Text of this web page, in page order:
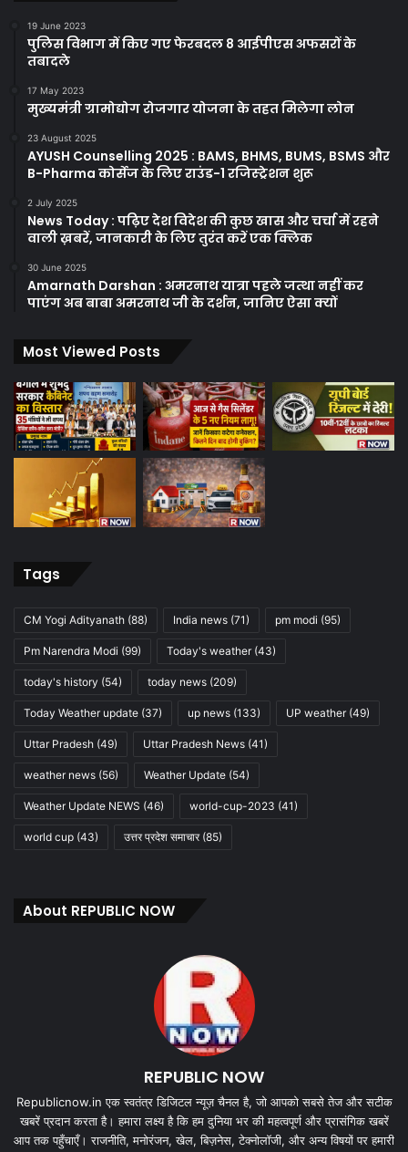
19 June 2023
पुलिस विभाग में किए गए फेरबदल 8 आईपीएस अफसरों के
तबादले
17 May 2023
मुख्यमंत्री ग्रामोद्योग रोजगार योजना के तहत मिलेगा लोन
23 August 2025
AYUSH Counselling 2025 : BAMS, BHMS, BUMS, BSMS और
B-Pharma कोर्सेज के लिए राउंड-1 रजिस्ट्रेशन शुरू
2 July 2025
News Today : पढ़िए देश विदेश की कुछ खास और चर्चा में रहने
वाली ख़बरें, जानकारी के लिए तुरंत करें एक क्लिक
30 June 2025
Amarnath Darshan : अमरनाथ यात्रा पहले जत्था नहीं कर
पाएंग अब बाबा अमरनाथ जी के दर्शन, जानिए ऐसा क्यों
Most Viewed Posts
Tags
CM Yogi Adityanath (88) India news (71) pm modi (95)
Pm Narendra Modi (99) Today's weather(43)
today's history (54) today news (209)
Today Weather update (37) up news (133) UP weather(49)
Uttar Pradesh (49) Uttar Pradesh News (41)
weather news (56) Weather Update (54)
Weather Update NEWS (46) world-cup-2023 (41)
world cup (43) उत्तर प्रदेश समाचार(85)
About REPUBLIC NOW
REPUBLIC NOW
Republicnow.in एक स्वतंत्र डिजिटल न्यूज़ चैनल है, जो आपको सबसे तेज और सटीक
खबरें प्रदान करता है। हमारा लक्ष्य है कि हम दुनिया भर की महत्वपूर्ण और प्रासंगिक खबरें
आप तक पहुँचाएँ। राजनीति, मनोरंजन, खेल, बिज़नेस, टेक्नोलॉजी, और अन्य विषयों पर हमारी